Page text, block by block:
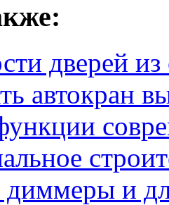
дверей из
автокран
диммеры и